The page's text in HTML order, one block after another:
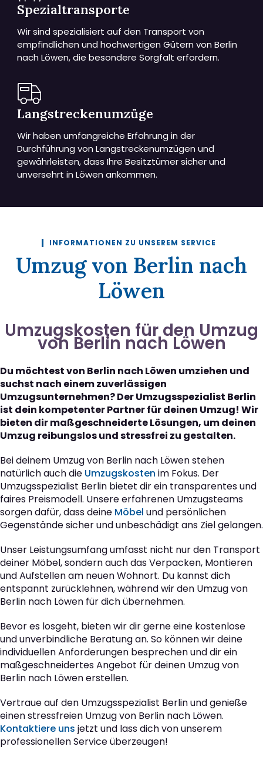
Spezialtransporte
Wir sind spezialisiert auf den Transport von
empfindlichen und hochwertigen Gütern von Berlin
nach Löwen, die besondere Sorgfalt erfordern.
Langstreckenumzüge
Wir haben umfangreiche Erfahrung in der
Durchführung von Langstreckenumzügen und
gewährleisten, dass Ihre Besitztümer sicher und
unversehrt in Löwen ankommen.
INFORMATIONEN ZU UNSEREM SERVICE
Umzug von Berlin nach
Löwen
Umzugskosten für den Umzug
von Berlin nach Löwen
Du möchtest von Berlin nach Löwen umziehen und
suchst nach einem zuverlässigen
Umzugsunternehmen? Der Umzugsspezialist Berlin
ist dein kompetenter Partner für deinen Umzug! Wir
bieten dir maßgeschneiderte Lösungen, um deinen
Umzug reibungslos und stressfrei zu gestalten.
Bei deinem Umzug von Berlin nach Löwen stehen
natürlich auch die Umzugskosten im Fokus. Der
Umzugsspezialist Berlin bietet dir ein transparentes und
faires Preismodell. Unsere erfahrenen Umzugsteams
sorgen dafür, dass deine Möbel und persönlichen
Gegenstände sicher und unbeschädigt ans Ziel gelangen.
Unser Leistungsumfang umfasst nicht nur den Transport
deiner Möbel, sondern auch das Verpacken, Montieren
und Aufstellen am neuen Wohnort. Du kannst dich
entspannt zurücklehnen, während wir den Umzug von
Berlin nach Löwen für dich übernehmen.
Bevor es losgeht, bieten wir dir gerne eine kostenlose
und unverbindliche Beratung an. So können wir deine
individuellen Anforderungen besprechen und dir ein
maßgeschneidertes Angebot für deinen Umzug von
Berlin nach Löwen erstellen.
Vertraue auf den Umzugsspezialist Berlin und genieße
einen stressfreien Umzug von Berlin nach Löwen.
Kontaktiere uns jetzt und lass dich von unserem
professionellen Service überzeugen!